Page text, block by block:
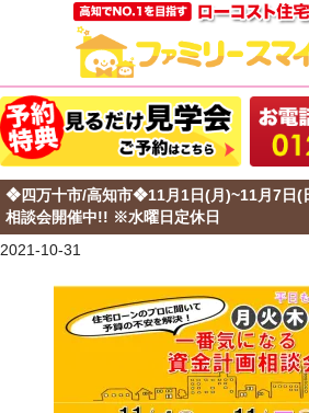
❖四万十市/高知市❖11月1日(月)~11月7日(
相談会開催中!! ※水曜日定休日
2021-10-31